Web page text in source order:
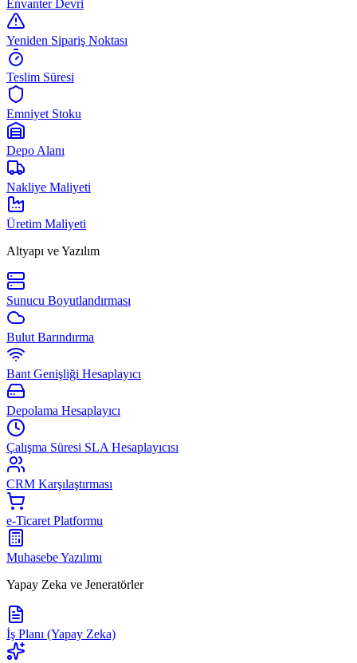
Envanter Devri
Yeniden Sipariş Noktası
Teslim Süresi
Emniyet Stoku
Depo Alanı
Nakliye Maliyeti
Üretim Maliyeti
Altyapı ve Yazılım
Sunucu Boyutlandırması
Bulut Barındırma
Bant Genişliği Hesaplayıcı
Depolama Hesaplayıcı
Çalışma Süresi SLA Hesaplayıcısı
CRM Karşılaştırması
e-Ticaret Platformu
Muhasebe Yazılımı
Yapay Zeka ve Jeneratörler
İş Planı (Yapay Zeka)